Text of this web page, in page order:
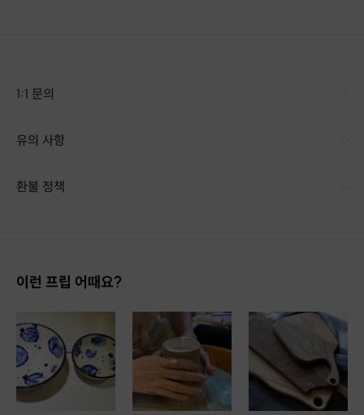
1:1 문의
유의 사항
환불 정책
이런 프립 어때요?